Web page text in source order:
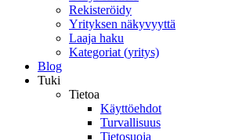
Rekisteröidy
Yrityksen näkyvyyttä
Laaja haku
Kategoriat (yritys)
Blog
Tuki
Tietoa
Käyttöehdot
Turvallisuus
Tietosuoja